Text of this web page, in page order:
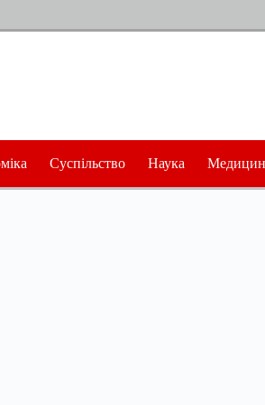
Суспільство Наука